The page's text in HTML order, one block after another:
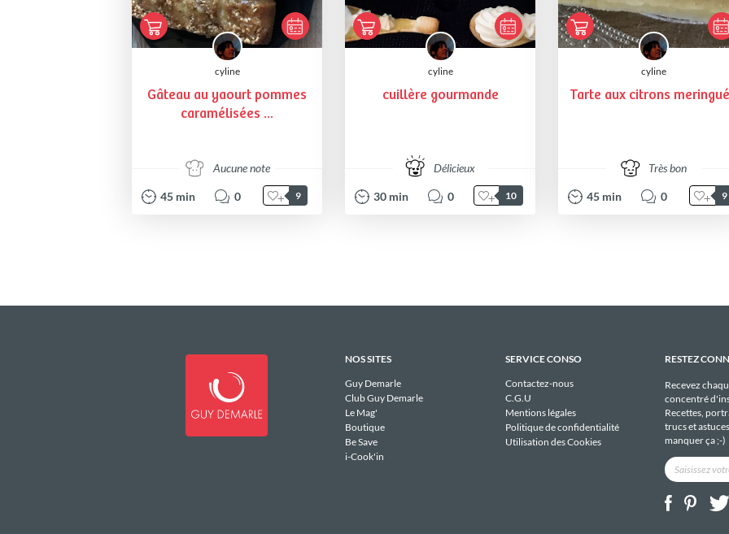
cyline
Gâteau au yaourt pommes
caramélisées ...
Aucune note
45 min 0 9
cyline
cuillère gourmande
Délicieux
30 min 0 10
cyline
Tarte aux citrons
Très bon
45 min 0 9
NOS SITES
Guy Demarle
Club Guy Demarle
Le Mag'
Boutique
Be Save
i-Cook'in
SERVICE CONSO
Contactez-nous
C.G.U
Mentions légales
Politique de confidentialité
Utilisation des Cookies
RESTEZ
Recevez
concentré
Recettes,
trucs et
manquer ça ;-)